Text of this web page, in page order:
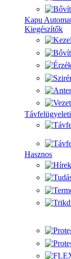
Kapu
Kiegészítők
Hasznos